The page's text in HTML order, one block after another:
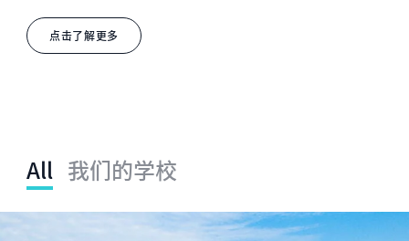
点击了解更多
All 我们的学校